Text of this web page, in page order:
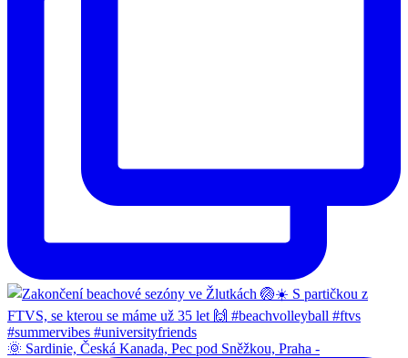
🌞 Sardinie, Česká Kanada, Pec pod Sněžkou, Praha -